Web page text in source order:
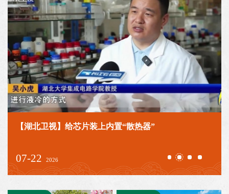
【湖北日报】一个地方高校，如何撬动万亿级未来产
06-29